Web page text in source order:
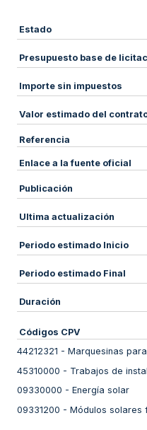
Estado
Presupuesto base de
Importe sin impuestos
Valor estimado del
Referencia
Enlace a la fuente oficial
Publicación
Ultima actualización
Periodo estimado Inicio
Periodo estimado Final
Duración
Códigos CPV
44212321 - Marquesinas
45310000 - Trabajos de
09330000 - Energía solar
09331200 - Módulos solares